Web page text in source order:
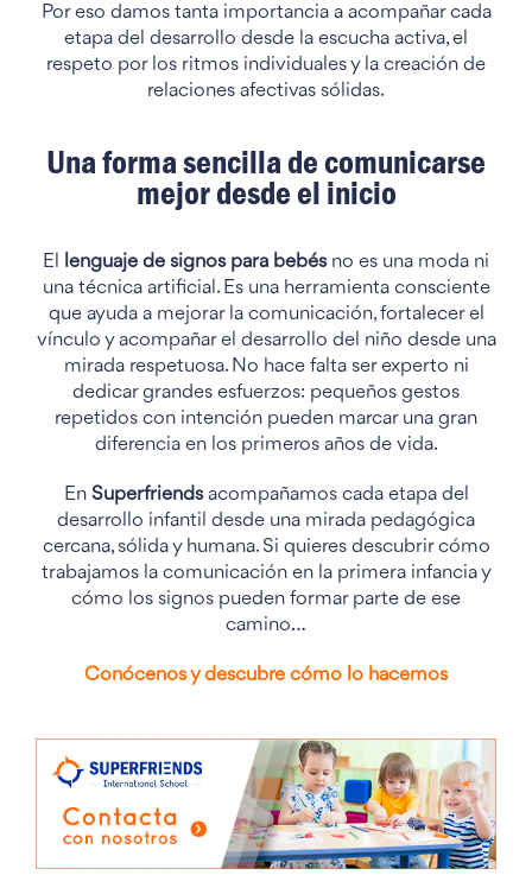
Por eso damos tanta importancia a acompañar cada
etapa del desarrollo desde la escucha activa, el
respeto por los ritmos individuales y la creación de
relaciones afectivas sólidas.
Una forma sencilla de comunicarse
mejor desde el inicio
El lenguaje de signos para bebésno es una moda ni
una técnica artificial. Es una herramienta consciente
que ayuda a mejorar la comunicación, fortalecer el
vínculo y acompañar el desarrollo del niño desde una
mirada respetuosa. No hace falta ser experto ni
dedicar grandes esfuerzos: pequeños gestos
repetidos con intención pueden marcar una gran
diferencia en los primeros años de vida.
En Superfriendsacompañamos cada etapa del
desarrollo infantil desde una mirada pedagógica
cercana, sólida y humana. Si quieres descubrir cómo
trabajamos la comunicación en la primera infancia y
cómo los signos pueden formar parte de ese
camino…
Conócenos y descubre cómo lo hacemos